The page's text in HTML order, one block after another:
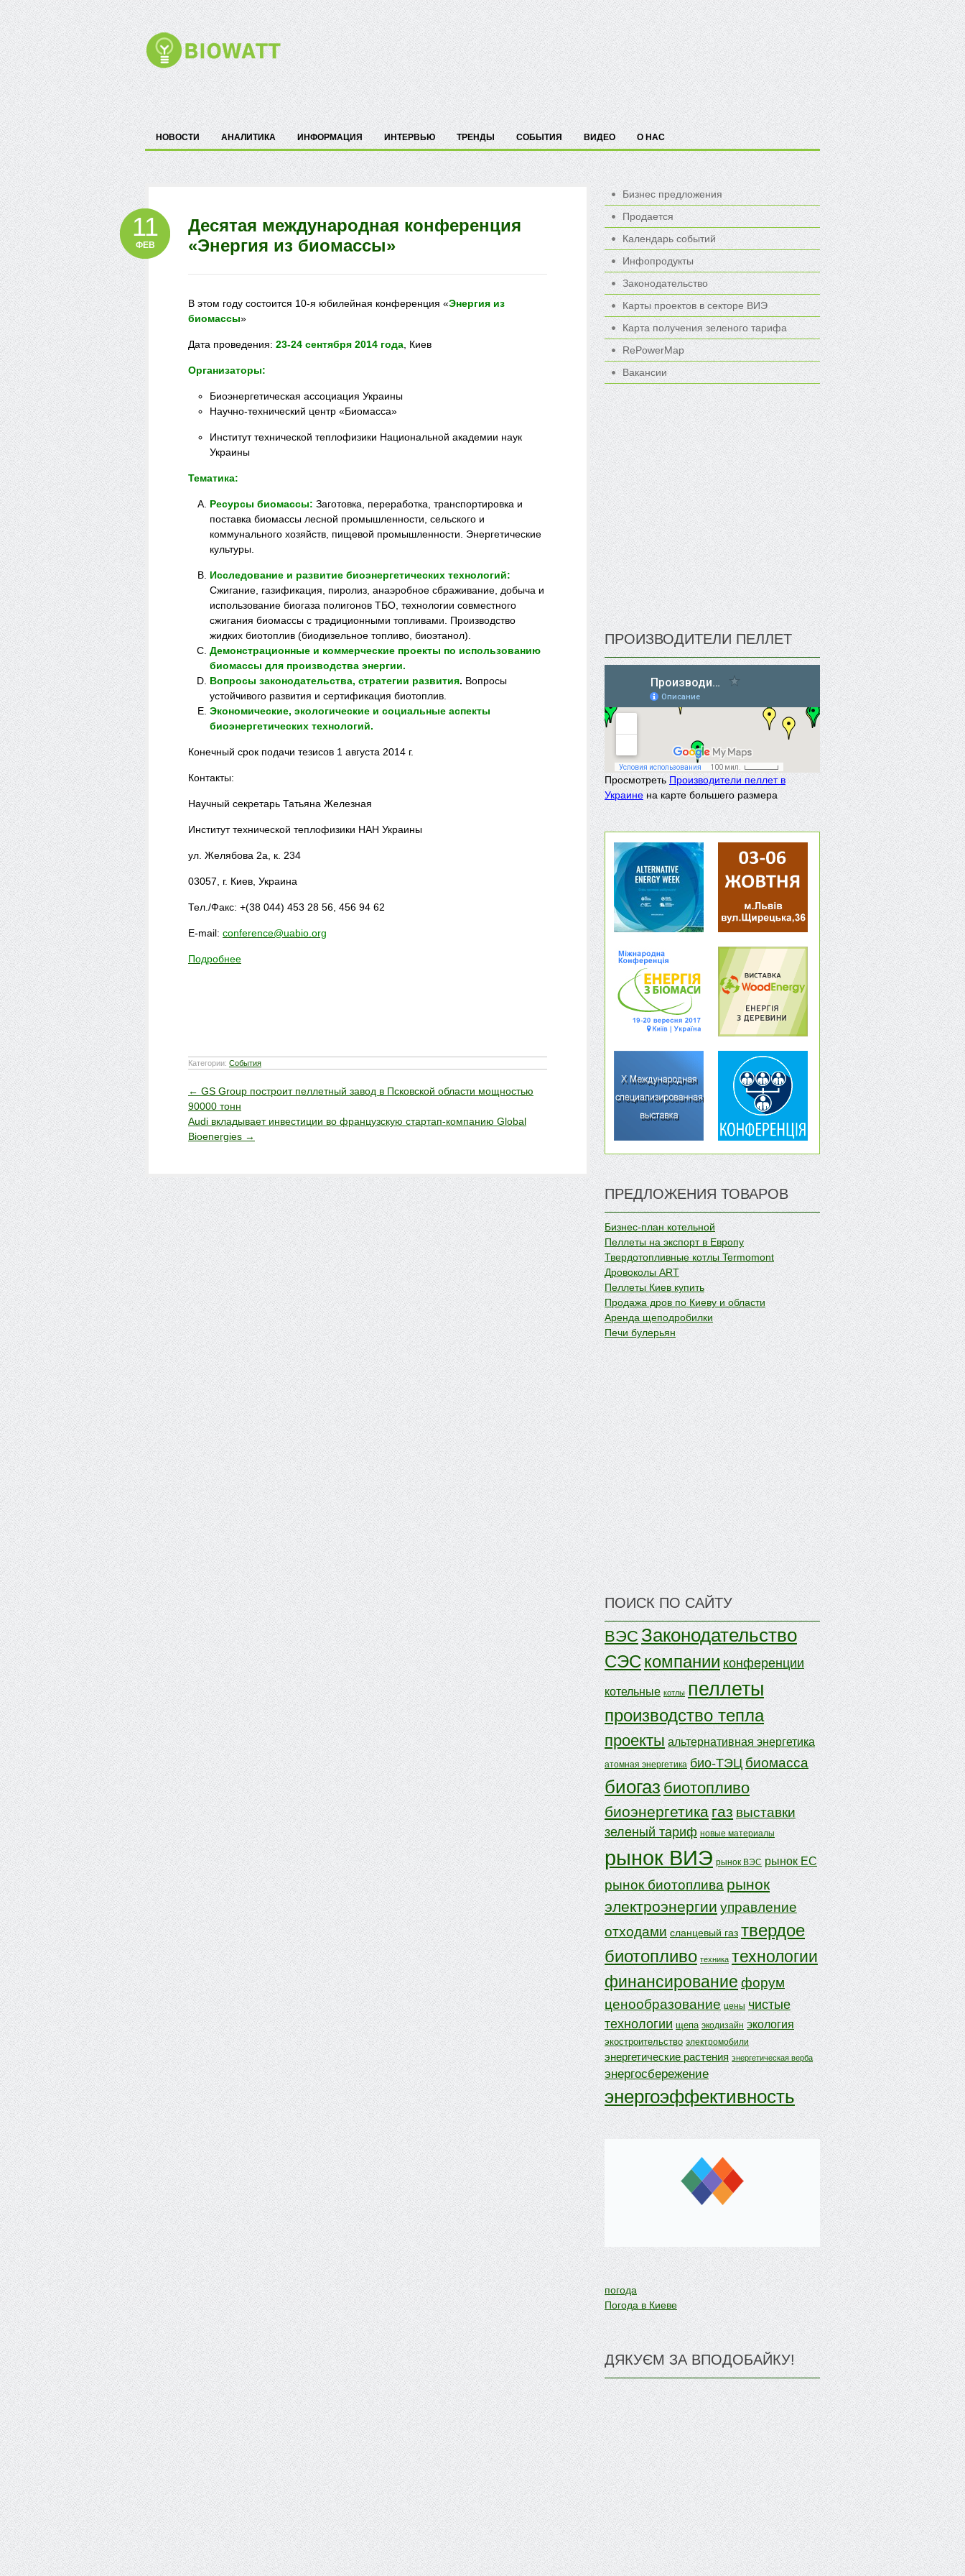
НОВОСТИ АНАЛИТИКА ИНФОРМАЦИЯ ИНТЕРВЬЮ ТРЕНДЫ СОБЫТИЯ ВИДЕО О НАС
Десятая международная конференция
«Энергия из биомассы»
11
ФЕВ
В этом году состоится 10-я юбилейная конференция «Энергия из
биомассы»
Дата проведения: 23-24 сентября 2014 года , Киев
Организаторы:
Биоэнергетическая ассоциация Украины
Научно-технический центр «Биомасса»
Институт технической теплофизики Национальной академии наук
Украины
Тематика:
Ресурсы биомассы: Заготовка, переработка, транспортировка и
поставка биомассы лесной промышленности, сельского и
коммунального хозяйств, пищевой промышленности. Энергетические
культуры.
Исследование и развитие биоэнергетических технологий:
Сжигание, газификация, пиролиз, анаэробное сбраживание, добыча и
использование биогаза полигонов ТБО, технологии совместного
сжигания биомассы с традиционными топливами. Производство
жидких биотоплив (биодизельное топливо, биоэтанол).
Демонстрационные и коммерческие проекты по использованию
биомассы для производства энергии.
Вопросы законодательства, стратегии развития. Вопросы
устойчивого развития и сертификация биотоплив.
Экономические, экологические и социальные аспекты
биоэнергетических технологий.
Конечный срок подачи тезисов 1 августа 2014 г.
Контакты:
Научный секретарь Татьяна Железная
Институт технической теплофизики НАН Украины
ул. Желябова 2а, к. 234
03057, г. Киев, Украина
Тел./Факс: +(38 044) 453 28 56, 456 94 62
Е-mail: conference@uabio.org
Подробнее
Категории: События
← GS Group построит пеллетный завод в Псковской области мощностью
90000 тонн
Audi вкладывает инвестиции во французскую стартап-компанию Global
Bioenergies →
Бизнес предложения
Продается
Календарь событий
Инфопродукты
Законодательство
Карты проектов в секторе ВИЭ
Карта получения зеленого тарифа
RePowerMap
Вакансии
ПРОИЗВОДИТЕЛИ ПЕЛЛЕТ
ПросмотретьПроизводители пеллет в
Украине на карте большего размера
ПРЕДЛОЖЕНИЯ ТОВАРОВ
Бизнес-план котельной
Пеллеты на экспорт в Европу
Твердотопливные котлы Termomont
Дровоколы ART
Пеллеты Киев купить
Продажа дров по Киеву и области
Аренда щеподробилки
Печи булерьян
ПОИСК ПО САЙТУ
ВЭС Законодательство
СЭСкомпании конференции
котельные котлы пеллеты
производство тепла
проекты альтернативная энергетика
атомная энергетика био-ТЭЦ биомасса
биогазбиотопливо
биоэнергетика газвыставки
зеленый тариф новые материалы
рынок ВИЭ рынок ВЭС рынок ЕС
рынок биотопливарынок
электроэнергии управление
отходами сланцевый газ твердое
биотопливо техника технологии
финансированиефорум
ценообразование цены чистые
технологии щепа экодизайн экология
экостроительство электромобили
энергетические растения энергетическая верба
энергосбережение
энергоэффективность
погода
Погода в Киеве
ДЯКУЄМ ЗА ВПОДОБАЙКУ!